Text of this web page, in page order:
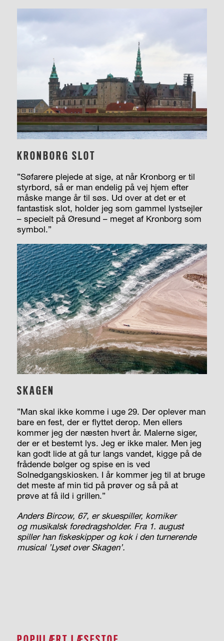
KRONBORG SLOT
”Søfarere plejede at sige, at når Kronborg er til
styrbord, så er man endelig på vej hjem efter
måske mange år til søs. Ud over at det er et
fantastisk slot, holder jeg som gammel lystsejler
– specielt på Øresund – meget af Kronborg som
symbol.”
SKAGEN
”Man skal ikke komme i uge 29. Der oplever man
bare en fest, der er flyttet derop. Men ellers
kommer jeg der næsten hvert år. Malerne siger,
der er et bestemt lys. Jeg er ikke maler. Men jeg
kan godt lide at gå tur langs vandet, kigge på de
frådende bølger og spise en is ved
Solnedgangskiosken. I år kommer jeg til at bruge
det meste af min tid på prøver og så på at
prøve at få ild i grillen.”
Anders Bircow, 67, er skuespiller, komiker
og musikalsk foredragsholder. Fra 1. august
spiller han fiskeskipper og kok i den turnerende
musical ’Lyset over Skagen’.